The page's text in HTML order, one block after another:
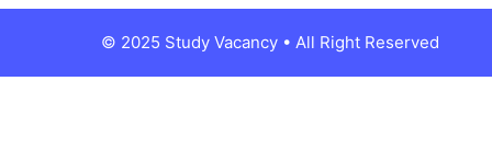
© 2025 Study Vacancy • All Right Reserved